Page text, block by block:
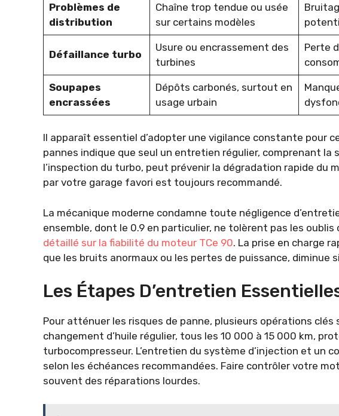
Problèmes de
distribution
Chaîne trop tendue ou usée
sur certains modèles
Défaillance turbo
Usure ou encrassement des
turbines
Perte
Soupapes
encrassées
Dépôts carbonés, surtout en
usage urbain
Il apparaît essentiel d’adopter une vigilance constante pour
pannes indique que seul un entretien régulier, comprenant la
l’inspection du turbo, peut prévenir la dégradation rapide du
par votre garage favori est toujours recommandé.
La mécanique moderne condamne toute négligence
ensemble, dont le 0.9 en particulier, ne tolèrent pas les
détaillé sur la fiabilité du moteur TCe 90. La prise en charge
que les bruits anormaux ou les pertes de puissance, diminue
Les Étapes D’entretien
Pour atténuer les risques de panne, plusieurs opérations clés
changement d’huile régulier, tous les 10 000 à 15 000 km,
turbocompresseur. L’entretien du système d’injection et un
selon les échéances recommandées. Faire contrôler votre
souvent des réparations lourdes.